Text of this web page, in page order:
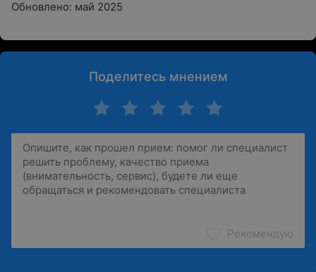
Обновлено: май 2025
Поделитесь мнением
Рекомендую